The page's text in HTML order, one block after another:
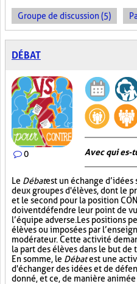
Groupe de discussion (5)
DÉBAT
0 Avec qui es-
Le Débatest un échange
deux groupes d'élèves, dont le
et le second pour la position
doivent défendre leur point de
l’équipe adverse. Les positions
élèves ou imposées par
modérateur. Cette activité
la part des élèves dans le but
En somme, le Débatest une
d'échanger des idées et de
donné, et ce, de manière